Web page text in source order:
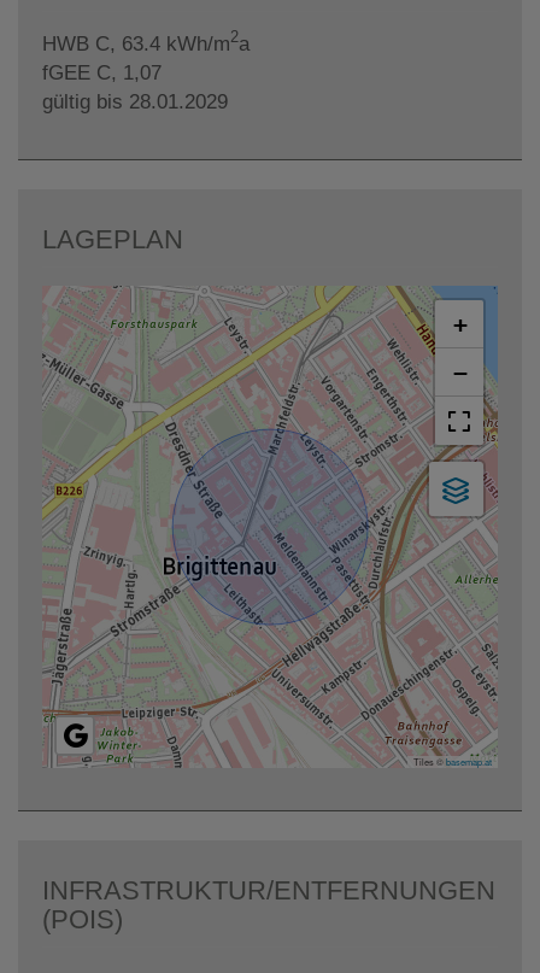
HWB C, 63.4 kWh/m2a
fGEE C, 1,07
gültig bis 28.01.2029
LAGEPLAN
+
−
Tiles ©basemap.at
INFRASTRUKTUR/ENTFERNUNGEN
(POIS)